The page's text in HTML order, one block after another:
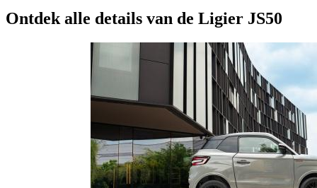
Ontdek alle details van de Ligier JS50